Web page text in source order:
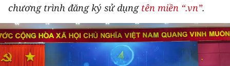
THẾ GIỚI
THỂ THAO
GIÁO DỤC
chương trình đăng ký sử dụng tên miền “.vn”.